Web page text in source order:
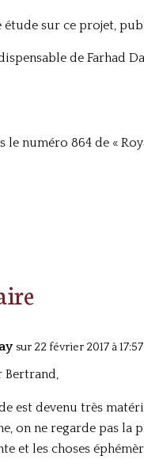
étude sur ce projet,
de Farhad
numéro 864 de «
sur 22 février 2017 à 17:57
est devenu très
on ne regarde pas la
et les choses